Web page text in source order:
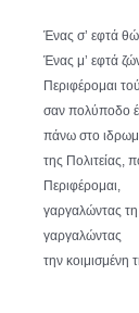
Ένας σ’ εφτά
Ένας μ’ εφτά
Περιφέρομαι
σαν πολύποδο
πάνω στο
της Πολιτείας,
Περιφέρομαι,
γαργαλώντας
γαργαλώντας
την κοιμισμένη